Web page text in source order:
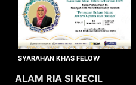
SYARAHAN KHAS FELOW
ALAM RIA SI KECIL